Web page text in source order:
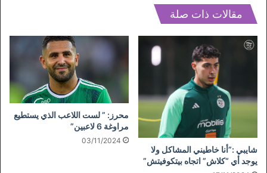
مقالات ذات صلة
شايبي :”أنا خاطيني المشاكل ولا
يوجد أي “كلاش” اتجاه بيتكوفيتش”
محرز: ” لست اللاعب الذي يستطيع
مراوغة 6 لاعبين”
03/11/2024